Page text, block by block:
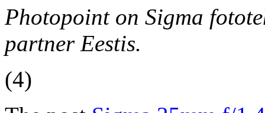
Photopoint on Sigma
partner Eestis.
(4)